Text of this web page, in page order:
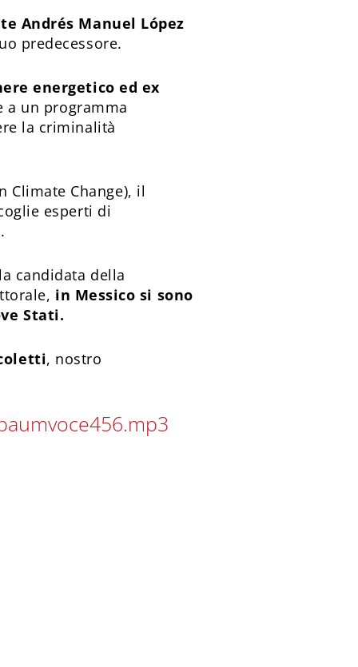
Andrés Manuel López
predecessore.
energetico ed ex
a un programma
la criminalità
Climate Change), il
esperti di
candidata della
in Messico si sono
Stati.
, nostro